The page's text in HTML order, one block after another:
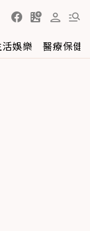
活娛樂 醫療保健